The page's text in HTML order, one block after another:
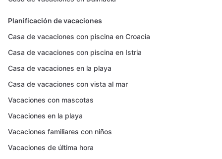
Planificación de vacaciones
Casa de vacaciones con piscina en Croacia
Casa de vacaciones con piscina en Istria
Casa de vacaciones en la playa
Casa de vacaciones con vista al mar
Vacaciones con mascotas
Vacaciones en la playa
Vacaciones familiares con niños
Vacaciones de última hora